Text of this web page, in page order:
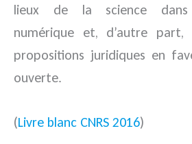
lieux de la science dans
numérique et, d’autre
propositions juridiques en
ouverte.
(Livre blanc CNRS 2016)